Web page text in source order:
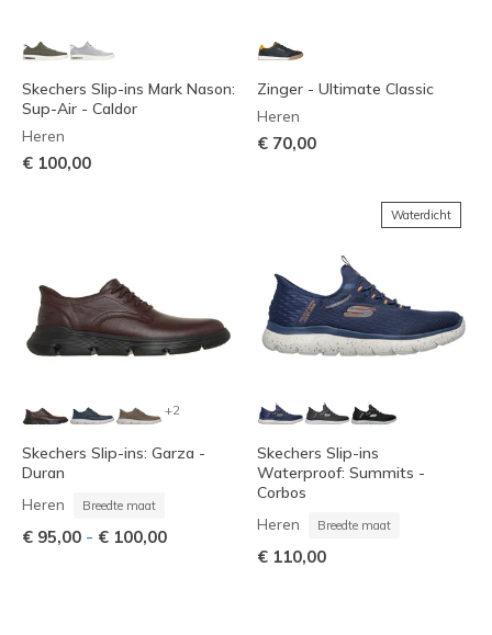
Skechers Slip-ins Mark Nason:
Sup-Air - Caldor
Heren
€ 100,00
Zinger - Ultimate Classic
Heren
€ 70,00
+2
Skechers Slip-ins: Garza -
Duran
Heren Breedte maat
€ 95,00 - € 100,00
Waterdicht
Skechers Slip-ins
Waterproof: Summits -
Corbos
Heren Breedte maat
€ 110,00